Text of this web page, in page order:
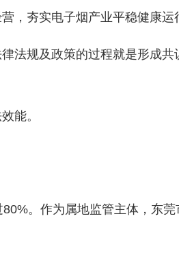
，夯实电子烟产业平稳健康运
法规及政策的过程就是形成
能。
。作为属地监管主体，东